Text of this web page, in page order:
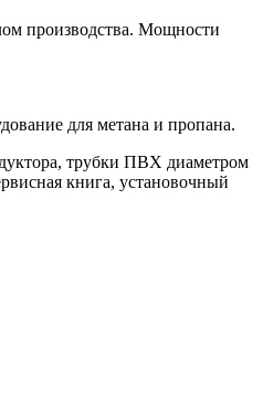
производства. Мощности
для метана и пропана.
трубки ПВХ диаметром
книга, установочный